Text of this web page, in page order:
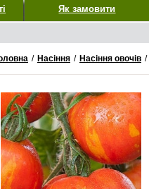
Як замовити
/ Насіння / Насіння овочів /